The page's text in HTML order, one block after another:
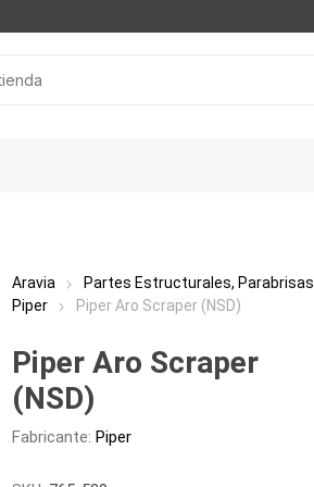
Aravia Partes Estructurales, Parabrisas
Piper
Piper Aro Scraper (NSD)
Piper Aro Scraper
(NSD)
Fabricante: Piper